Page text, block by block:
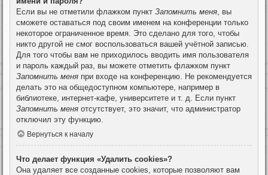
Если вы не отметили флажком пункт Запомнить меня, вы
сможете оставаться под своим именем на конференции только
некоторое ограниченное время. Это сделано для того, чтобы
никто другой не смог воспользоваться вашей учётной записью.
Для того чтобы вам не приходилось вводить имя пользователя
и пароль каждый раз, вы можете отметить флажком пункт
Запомнить меня при входе на конференцию. Не рекомендуется
делать это на общедоступном компьютере, например в
библиотеке, интернет-кафе, университете и т. д. Если пункт
Запомнить меня отсутствует, это значит, что администратор
отключил эту функцию.
Вернуться к началу
Что делает функция «Удалить cookies»?
Она удаляет все созданные cookies, которые позволяют вам